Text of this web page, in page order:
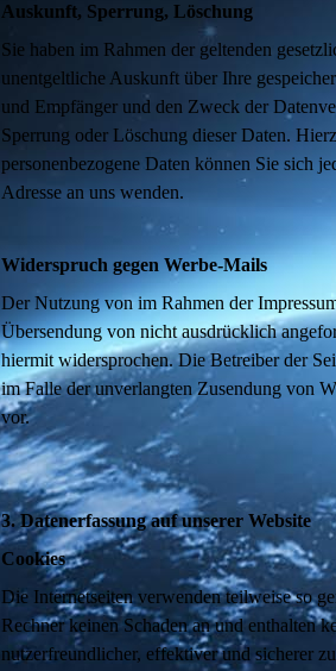
Auskunft, Sperrung, Löschung
Sie haben im Rahmen der geltenden
unentgeltliche Auskunft über Ihre
und Empfänger und den Zweck der
Sperrung oder Löschung dieser Daten.
personenbezogene Daten können Sie sich
Adresse an uns wenden.
Widerspruch gegen Werbe-Mails
Der Nutzung von im Rahmen der
Übersendung von nicht ausdrücklich
hiermit widersprochen. Die Betreiber der
im Falle der unverlangten Zusendung von
vor.
3. Datenerfassung auf unserer Website
Cookies
Die Internetseiten verwenden teilweise so
Rechner keinen Schaden an und enthalten
nutzerfreundlicher, effektiver und sicherer